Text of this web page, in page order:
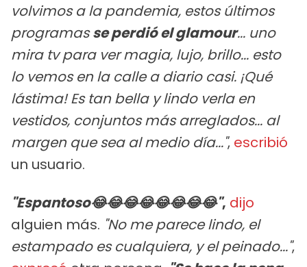
volvimos a la pandemia, estos últimos
programasse perdió el glamour... uno
mira tv para ver magia, lujo, brillo... esto
lo vemos en la calle a diario casi. ¡Qué
lástima! Es tan bella y lindo verla en
vestidos, conjuntos más arreglados... al
margen que sea al medio día...", escribió
un usuario.
"Espantoso😂😂😂😂😂😂😂😂", dijo
alguien más. "No me parece lindo, el
estampado es cualquiera, y el peinado...",